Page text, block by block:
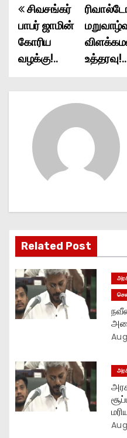
P
o
s
t
g
a
t
i
o
சிவசங்கர்
பாபர் ஜாமின்
கோரிய
வழக்கு!..
Related Post